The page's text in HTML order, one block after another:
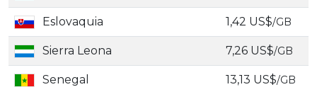
Eslovaquia 1,42 US$/GB
Sierra Leona 7,26 US$/GB
Senegal 13,13 US$/GB